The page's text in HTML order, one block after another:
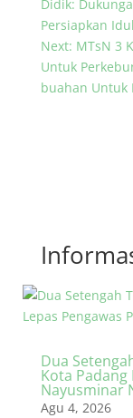
Didik:
Persiapkan
Next: MTsN 3
Untuk
buahan Untuk
Dua
Kota Padang
Nayusminar
Agu 4, 2026